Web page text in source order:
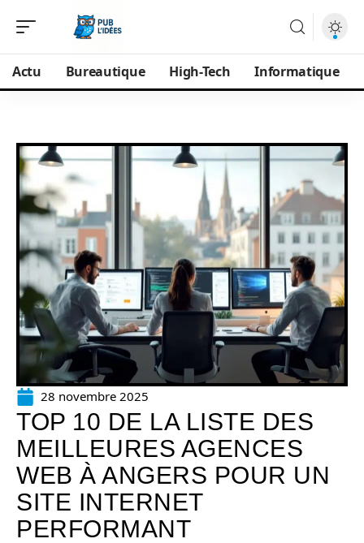
Actu Bureautique High-Tech Informatique
28 novembre 2025
TOP 10 DE LA LISTE DES
MEILLEURES AGENCES
WEB À ANGERS POUR UN
SITE INTERNET
PERFORMANT